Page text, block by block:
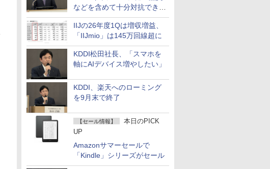
などを含めて十分対抗でき
る」
IIJの26年度1Qは増収増益、
「IIJmio」は145万回線超に
KDDI松田社長、「スマホを
軸にAIデバイス増やしたい」
KDDI、楽天へのローミング
を9月末で終了
【セール情報】
本日のPICK
UP
Amazonサマーセールで
「Kindle」シリーズがセール